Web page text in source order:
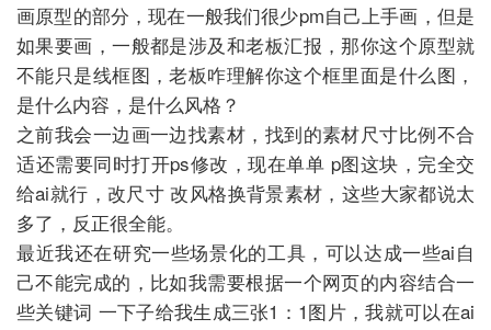
画原型的部分，现在一般我们很少pm自己上手画，但是
如果要画，一般都是涉及和老板汇报，那你这个原型就
不能只是线框图，老板咋理解你这个框里面是什么图，
是什么内容，是什么风格？
之前我会一边画一边找素材，找到的素材尺寸比例不合
适还需要同时打开ps修改，现在单单 p图这块，完全交
给ai就行，改尺寸 改风格换背景素材，这些大家都说太
多了，反正很全能。
最近我还在研究一些场景化的工具，可以达成一些ai自
己不能完成的，比如我需要根据一个网页的内容结合一
些关键词 一下子给我生成三张1：1图片，我就可以在ai